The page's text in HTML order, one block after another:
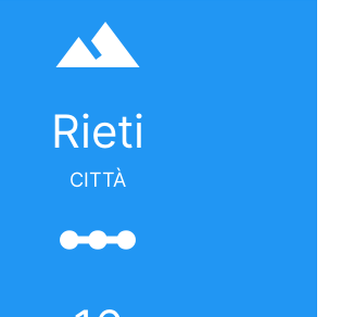
filter_hdr
Rieti
CITTÀ
linear_scale